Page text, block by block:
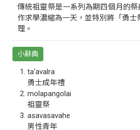
傳統祖靈祭是一系列為期四個月的
作求學濃縮為一天，並特別將「勇士
理。
小辭典
ta‘avalra
勇士成年禮
molapangolai
祖靈祭
asavasavahe
男性青年